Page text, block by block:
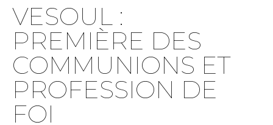
VESOUL :
PREMIÈRE DES
COMMUNIONS ET
PROFESSION DE
FOI